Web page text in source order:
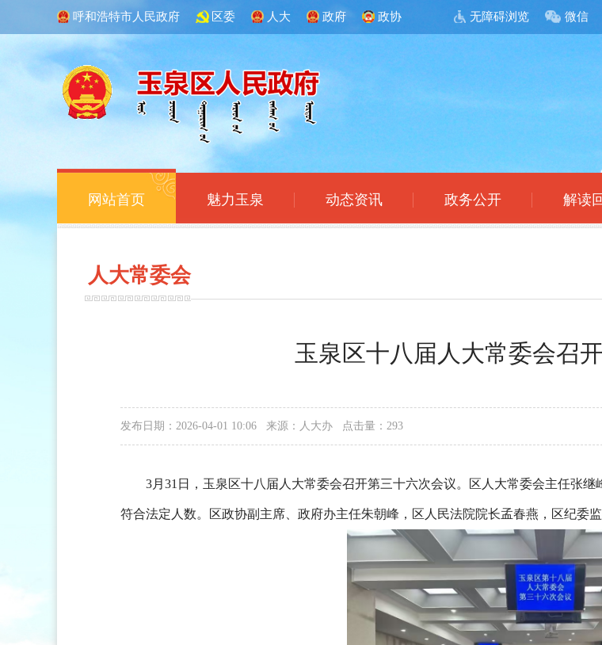
呼和浩特市人民政府 区委 人大 政府 政协 无障碍浏览 微信
网站首页 魅力玉泉 动态资讯 政务公开 解读
人大常委会
玉泉区十八届人大常委会召
发布日期：2026-04-01 10:06 来源：人大办 点击量：293
3月31日，玉泉区十八届人大常委会召开第三十六次会议。区人大常委会主任张
符合法定人数。区政协副主席、政府办主任朱朝峰，区人民法院院长孟春燕，区纪委监